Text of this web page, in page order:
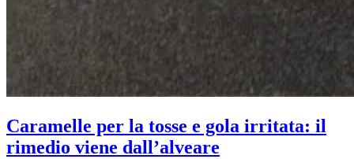
Caramelle per la tosse e gola irritata: il
rimedio viene dall’alveare